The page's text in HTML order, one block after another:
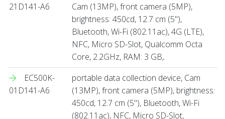
21D141-A6
Cam (13MP), front camera (5MP),
brightness: 450cd, 12.7 cm (5''),
Bluetooth, Wi-Fi (802.11ac), 4G (LTE),
NFC, Micro SD-Slot, Qualcomm Octa
Core, 2.2GHz, RAM: 3 GB,.
EC500K-
01D141-A6
portable data collection device, Cam
(13MP), front camera (5MP), brightness:
450cd, 12.7 cm (5''), Bluetooth, Wi-Fi
(802.11ac), NFC, Micro SD-Slot,